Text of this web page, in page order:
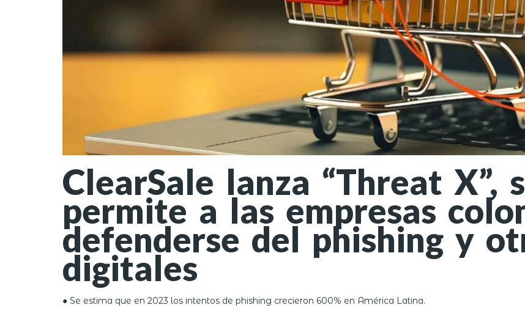
ClearSale lanza “Threat X”,
permite a las empresas
defenderse del phishing y
digitales
● Se estima que en 2023 los intentos de phishing crecieron 600% en América Latina.